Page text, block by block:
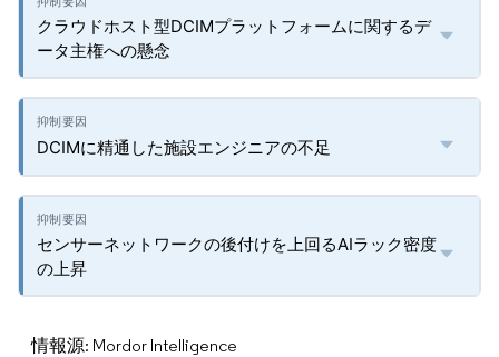
クラウドホスト型DCIMプラットフォームに関するデ
ータ主権への懸念
DCIMに精通した施設エンジニアの不足
センサーネットワークの後付けを上回るAIラック密度
の上昇
情報源: Mordor Intelligence